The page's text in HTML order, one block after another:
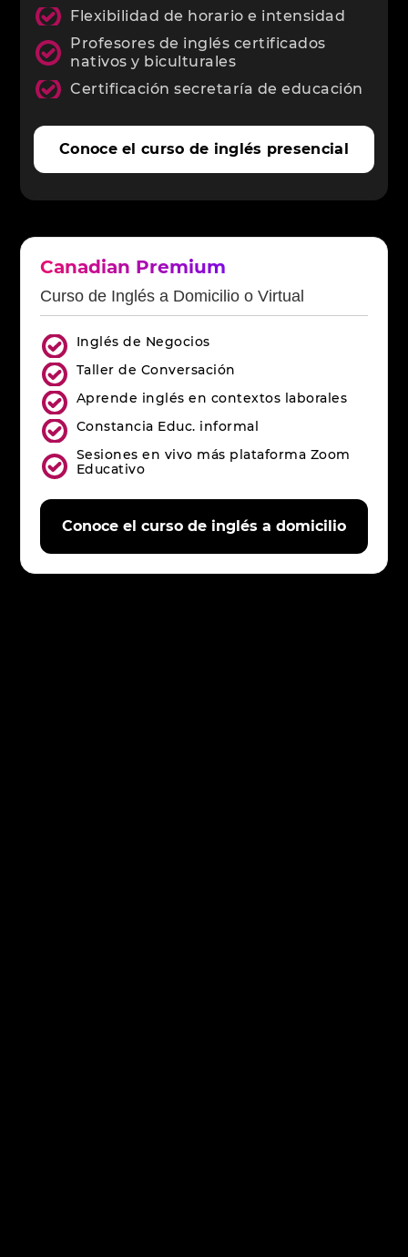
Flexibilidad de horario e intensidad
Profesores de inglés certificados
nativos y biculturales
Certificación secretaría de educación
Conoce el curso de inglés presencial
Canadian Premium
Curso de Inglés a Domicilio o Virtual
Inglés de Negocios
Taller de Conversación
Aprende inglés en contextos laborales
Constancia Educ. informal
Sesiones en vivo más plataforma Zoom
Educativo
Conoce el curso de inglés a domicilio